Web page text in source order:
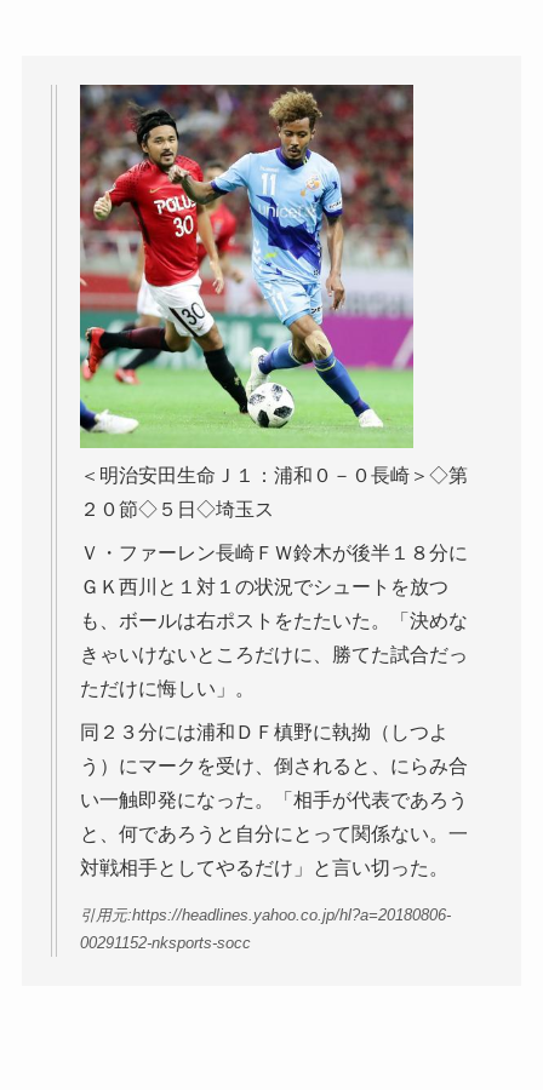
＜明治安田生命Ｊ１：浦和０－０長崎＞◇第
２０節◇５日◇埼玉ス
Ｖ・ファーレン長崎ＦＷ鈴木が後半１８分に
ＧＫ西川と１対１の状況でシュートを放つ
も、ボールは右ポストをたたいた。「決めな
きゃいけないところだけに、勝てた試合だっ
ただけに悔しい」。
同２３分には浦和ＤＦ槙野に執拗（しつよ
う）にマークを受け、倒されると、にらみ合
い一触即発になった。「相手が代表であろう
と、何であろうと自分にとって関係ない。一
対戦相手としてやるだけ」と言い切った。
引用元:https://headlines.yahoo.co.jp/hl?a=20180806-
00291152-nksports-socc